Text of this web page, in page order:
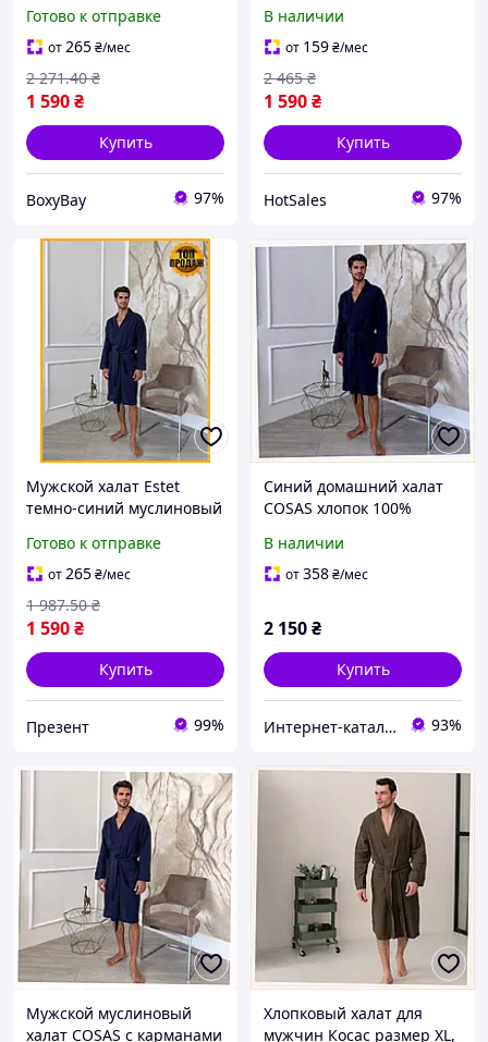
халат для мужчин легкий
халат из хлопка халат
Готово к отправке
от265₴/мес
1 590₴
2 271.40 ₴
Купить
BoxyBay 97%
комфортний одяг для
чоловіків S
В наличии
от 159₴/мес
1 590₴
2 465 ₴
Купить
HotSales 97%
Мужской халат Estet
темно-синий муслиновый
комфортный халат для
мужчин
Готово к отправке
от265₴/мес
1 590₴
1 987.50 ₴
Купить
Презент 99%
Синий домашний халат
COSAS хлопок 100%
В наличии
от358₴/мес
2 150₴
Купить
Интернет-каталог скидок "Гривна Маркет" 93%
Мужской муслиновый
халат COSAS с карманами
Хлопковый халат для
мужчин Косас размер XL,